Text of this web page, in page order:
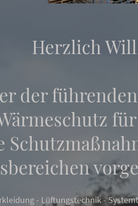
Herzlich
der
- Lüftungstechnik -